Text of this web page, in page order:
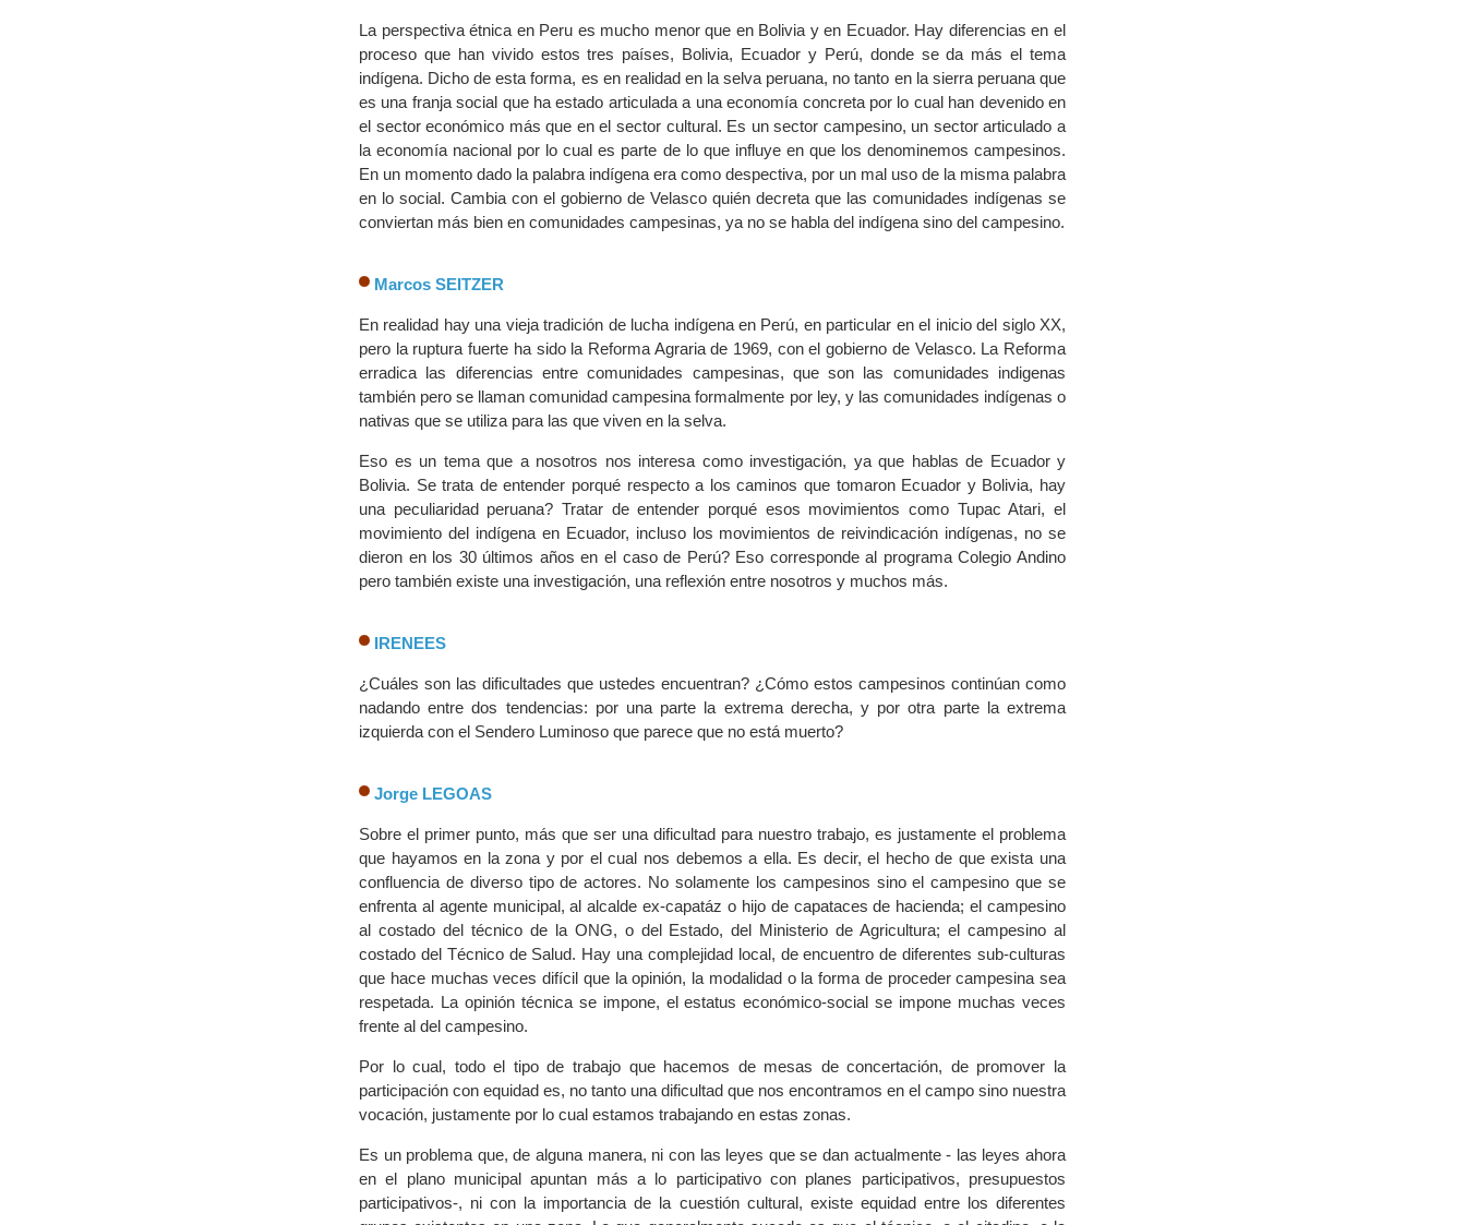
La perspectiva étnica en Peru es mucho menor que en Bolivia y en Ecuador. Hay diferencias en el
proceso que han vivido estos tres países, Bolivia, Ecuador y Perú, donde se da más el tema
indígena. Dicho de esta forma, es en realidad en la selva peruana, no tanto en la sierra peruana que
es una franja social que ha estado articulada a una economía concreta por lo cual han devenido en
el sector económico más que en el sector cultural. Es un sector campesino, un sector articulado a
la economía nacional por lo cual es parte de lo que influye en que los denominemos campesinos.
En un momento dado la palabra indígena era como despectiva, por un mal uso de la misma palabra
en lo social. Cambia con el gobierno de Velasco quién decreta que las comunidades indígenas se
conviertan más bien en comunidades campesinas, ya no se habla del indígena sino del campesino.
Marcos SEITZER
En realidad hay una vieja tradición de lucha indígena en Perú, en particular en el inicio del siglo XX,
pero la ruptura fuerte ha sido la Reforma Agraria de 1969, con el gobierno de Velasco. La Reforma
erradica las diferencias entre comunidades campesinas, que son las comunidades indigenas
también pero se llaman comunidad campesina formalmente por ley, y las comunidades indígenas o
nativas que se utiliza para las que viven en la selva.
Eso es un tema que a nosotros nos interesa como investigación, ya que hablas de Ecuador y
Bolivia. Se trata de entender porqué respecto a los caminos que tomaron Ecuador y Bolivia, hay
una peculiaridad peruana? Tratar de entender porqué esos movimientos como Tupac Atari, el
movimiento del indígena en Ecuador, incluso los movimientos de reivindicación indígenas, no se
dieron en los 30 últimos años en el caso de Perú? Eso corresponde al programa Colegio Andino
pero también existe una investigación, una reflexión entre nosotros y muchos más.
IRENEES
¿Cuáles son las dificultades que ustedes encuentran? ¿Cómo estos campesinos continúan como
nadando entre dos tendencias: por una parte la extrema derecha, y por otra parte la extrema
izquierda con el Sendero Luminoso que parece que no está muerto?
Jorge LEGOAS
Sobre el primer punto, más que ser una dificultad para nuestro trabajo, es justamente el problema
que hayamos en la zona y por el cual nos debemos a ella. Es decir, el hecho de que exista una
confluencia de diverso tipo de actores. No solamente los campesinos sino el campesino que se
enfrenta al agente municipal, al alcalde ex-capatáz o hijo de capataces de hacienda; el campesino
al costado del técnico de la ONG, o del Estado, del Ministerio de Agricultura; el campesino al
costado del Técnico de Salud. Hay una complejidad local, de encuentro de diferentes sub-culturas
que hace muchas veces difícil que la opinión, la modalidad o la forma de proceder campesina sea
respetada. La opinión técnica se impone, el estatus económico-social se impone muchas veces
frente al del campesino.
Por lo cual, todo el tipo de trabajo que hacemos de mesas de concertación, de promover la
participación con equidad es, no tanto una dificultad que nos encontramos en el campo sino nuestra
vocación, justamente por lo cual estamos trabajando en estas zonas.
Es un problema que, de alguna manera, ni con las leyes que se dan actualmente - las leyes ahora
en el plano municipal apuntan más a lo participativo con planes participativos, presupuestos
participativos-, ni con la importancia de la cuestión cultural, existe equidad entre los diferentes